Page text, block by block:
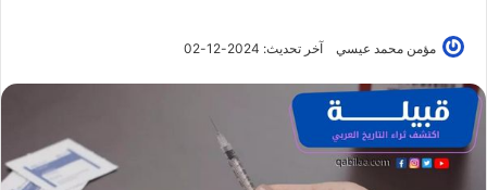
مؤمن محمد عيسي آخر تحديث: 2024-12-02